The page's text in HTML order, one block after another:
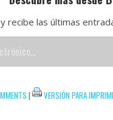
recibe las últimas
| VERSIÓN PARA